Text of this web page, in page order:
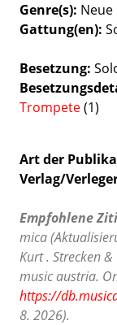
Genre(s) Neue
Gattung(en)
Besetzung
Trompete(1)
Art der
Verlag/
Empfohlene
mica
Kurt . Strecken
music austria.
https://
8. 2026).